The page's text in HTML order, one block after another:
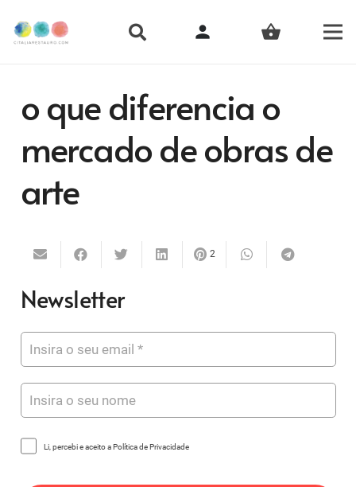
person shopping_basket
o que diferencia o
mercado de obras de
arte
2
Newsletter
Li, percebi e aceito a Política de Privacidade